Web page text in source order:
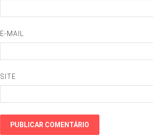
E-MAIL
SITE